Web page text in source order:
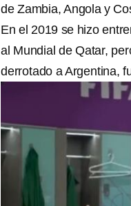
de Zambia, Angola y
En el 2019 se hizo
al Mundial de Qatar,
derrotado a Argentina,